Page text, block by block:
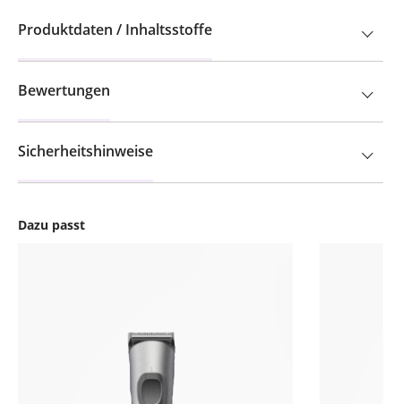
Dazu passt
Produktdaten / Inhaltsstoffe
Bewertungen
Sicherheitshinweise